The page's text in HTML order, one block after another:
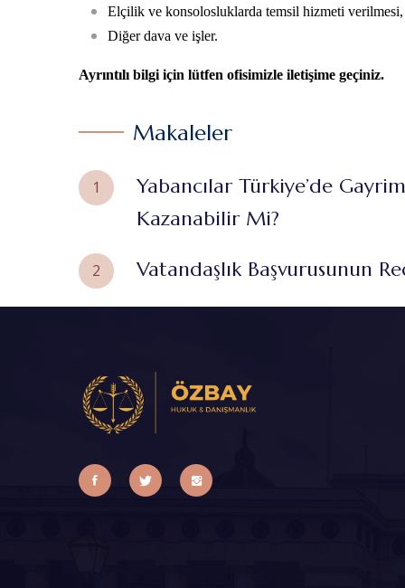
Elçilik ve konsolosluklarda temsil hizmeti verilmesi,
Diğer dava ve işler.
Ayrıntılı bilgi için lütfen ofisimizle iletişime geçiniz.
Makaleler
1
Yabancılar Türkiye’de
Kazanabilir Mi?
2 Vatandaşlık Başvurusunun